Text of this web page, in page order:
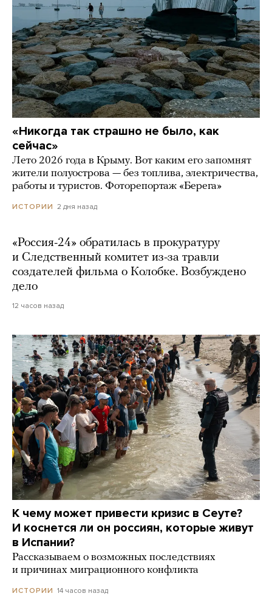
«Никогда так страшно не было, как
сейчас»
Лето 2026 года в Крыму. Вот каким его запомнят
жители полуострова — без топлива, электричества,
работы и туристов. Фоторепортаж «Берега»
ИСТОРИИ 2 дня назад
«Россия-24» обратилась в прокуратуру
и Следственный комитет из-за травли
создателей фильма о Колобке. Возбуждено
дело
12 часов назад
К чему может привести кризис в Сеуте?
И коснется ли он россиян, которые живут
в Испании?
Рассказываем о возможных последствиях
и причинах миграционного конфликта
ИСТОРИИ 14 часов назад